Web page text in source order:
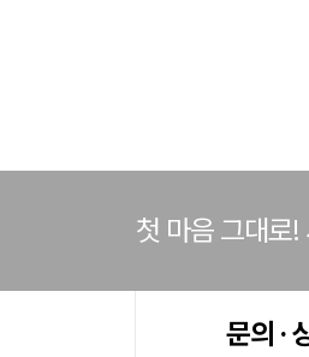
첫 마음 그대로
문의 ·